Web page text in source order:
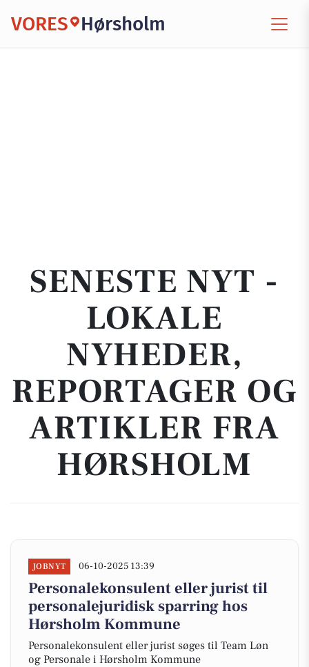
VORES Hørsholm
SENESTE NYT -
LOKALE
NYHEDER,
REPORTAGER OG
ARTIKLER FRA
HØRSHOLM
JOBNYT 06-10-2025 13:39
Personalekonsulent eller jurist til
personalejuridisk sparring hos
Hørsholm Kommune
Personalekonsulent eller jurist søges til Team Løn
og Personale i Hørsholm Kommune